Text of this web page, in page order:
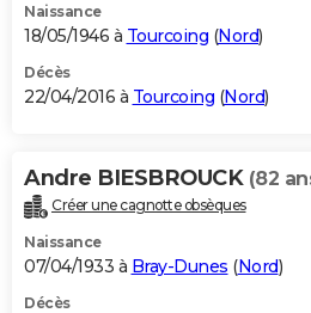
Naissance
18/05/1946 à Tourcoing (Nord)
Décès
22/04/2016 à Tourcoing (Nord)
Andre BIESBROUCK (82
Créer une cagnotte obsèques
Naissance
07/04/1933 à Bray-Dunes (Nord)
Décès